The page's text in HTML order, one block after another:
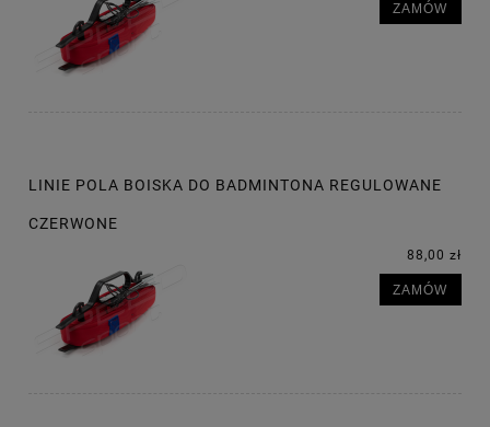
ZAMÓW
LINIE POLA BOISKA DO BADMINTONA REGULOWANE
CZERWONE
88,00 zł
ZAMÓW